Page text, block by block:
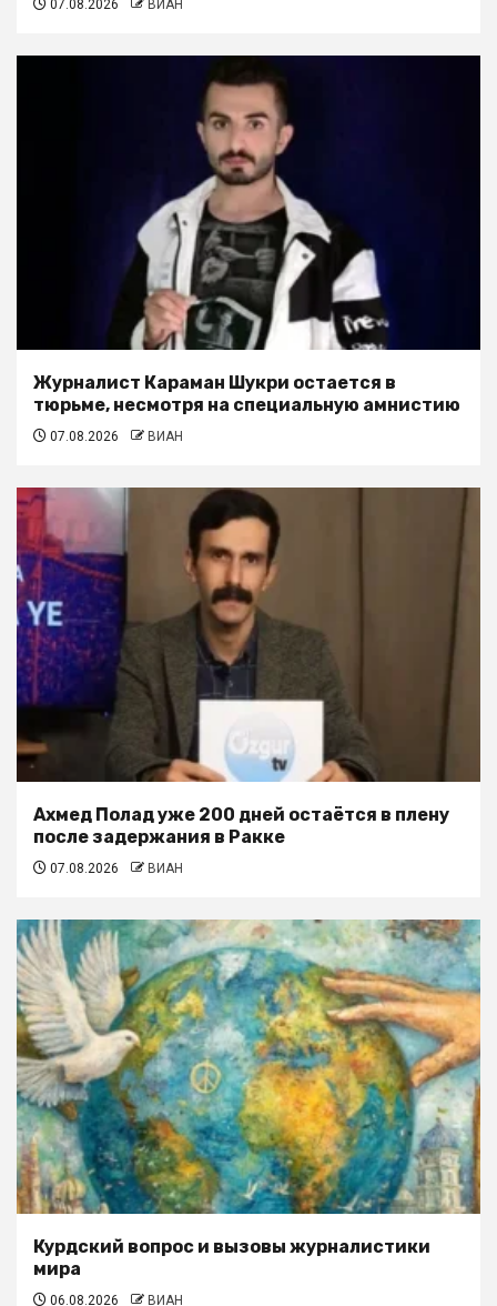
07.08.2026 ВИАН
Журналист Караман Шукри остается в
тюрьме, несмотря на специальную амнистию
07.08.2026 ВИАН
Ахмед Полад уже 200 дней остаётся в плену
после задержания в Ракке
07.08.2026 ВИАН
Курдский вопрос и вызовы журналистики
мира
06.08.2026 ВИАН